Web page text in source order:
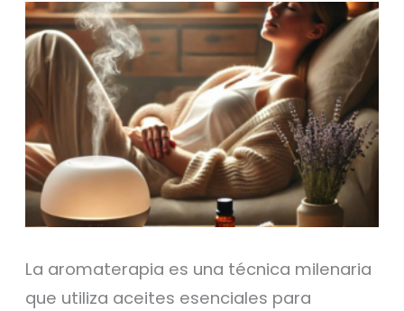
La aromaterapia es una técnica milenaria
que utiliza aceites esenciales para